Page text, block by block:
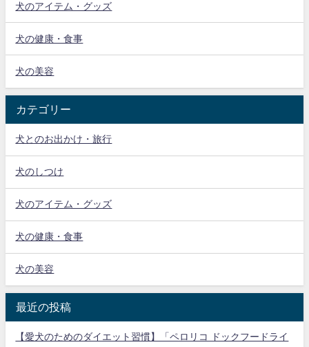
犬のアイテム・グッズ
犬の健康・食事
犬の美容
カテゴリー
犬とのお出かけ・旅行
犬のしつけ
犬のアイテム・グッズ
犬の健康・食事
犬の美容
最近の投稿
【愛犬のためのダイエット習慣】「ペロリコ ドックフードライ